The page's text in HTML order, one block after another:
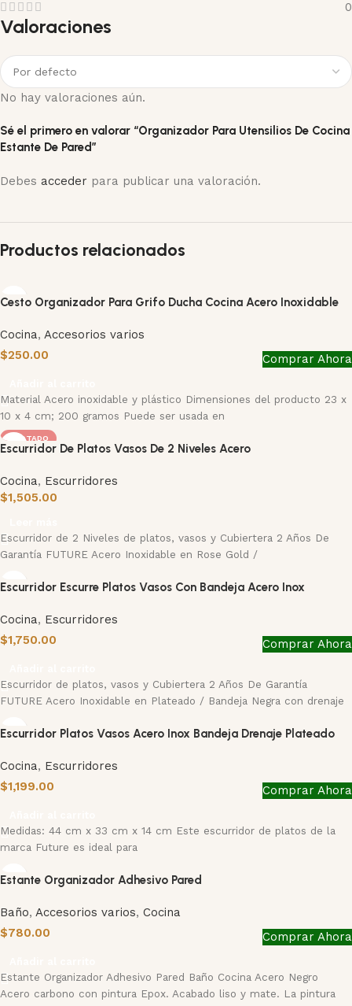
0
Valoraciones
No hay valoraciones aún.
Sé el primero en valorar “Organizador Para Utensilios De Cocina
Estante De Pared”
Debes acceder para publicar una valoración.
Productos relacionados
Cesto Organizador Para Grifo Ducha Cocina Acero Inoxidable
Cocina, Accesorios varios
$250.00 Comprar Ahora
Material Acero inoxidable y plástico Dimensiones del producto 23 x
10 x 4 cm; 200 gramos Puede ser usada en
AGOTADO
Escurridor De Platos Vasos De 2 Niveles Acero
Cocina, Escurridores
$1,505.00
Escurridor de 2 Niveles de platos, vasos y Cubiertera 2 Años De
Garantía FUTURE Acero Inoxidable en Rose Gold /
Escurridor Escurre Platos Vasos Con Bandeja Acero Inox
Cocina, Escurridores
$1,750.00 Comprar Ahora
Escurridor de platos, vasos y Cubiertera 2 Años De Garantía
FUTURE Acero Inoxidable en Plateado / Bandeja Negra con drenaje
Escurridor Platos Vasos Acero Inox Bandeja Drenaje Plateado
Cocina, Escurridores
$1,199.00 Comprar Ahora
Medidas: 44 cm x 33 cm x 14 cm Este escurridor de platos de la
marca Future es ideal para
Estante Organizador Adhesivo Pared
Baño, Accesorios varios, Cocina
$780.00 Comprar Ahora
Estante Organizador Adhesivo Pared Baño Cocina Acero Negro
Acero carbono con pintura Epox. Acabado liso y mate. La pintura